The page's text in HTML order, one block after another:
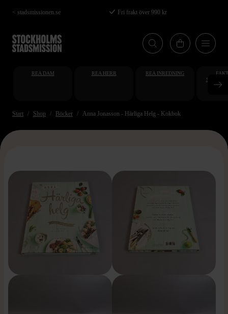
Hoppa
till
huvudinnehåll
< stadsmissionen.se Fri frakt över 990 kr
REA DAM REA HERR REA INREDNING
Start Shop Böcker Anna Jonasson - Härliga Helg - Kokbok
>